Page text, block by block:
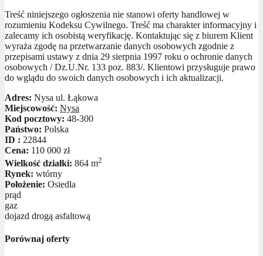
Treść niniejszego ogłoszenia nie stanowi oferty handlowej w
rozumieniu Kodeksu Cywilnego. Treść ma charakter informacyjny i
zalecamy ich osobistą weryfikację. Kontaktując się z biurem Klient
wyraża zgodę na przetwarzanie danych osobowych zgodnie z
przepisami ustawy z dnia 29 sierpnia 1997 roku o ochronie danych
osobowych / Dz.U.Nr. 133 poz. 883/. Klientowi przysługuje prawo
do wglądu do swoich danych osobowych i ich aktualizacji.
Adres: Nysa ul. Łąkowa
Miejscowość: Nysa
Kod pocztowy: 48-300
Państwo: Polska
ID : 22844
Cena: 110 000 zł
Wielkość działki: 864 m2
Rynek: wtórny
Położenie: Osiedla
prąd
gaz
dojazd drogą asfaltową
Porównaj oferty